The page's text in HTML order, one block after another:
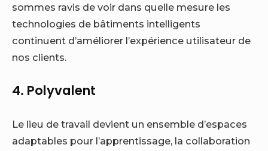
sommes ravis de voir dans quelle mesure les
technologies de bâtiments intelligents
continuent d’améliorer l’expérience utilisateur de
nos clients.
4. Polyvalent
Le lieu de travail devient un ensemble d’espaces
adaptables pour l’apprentissage, la collaboration